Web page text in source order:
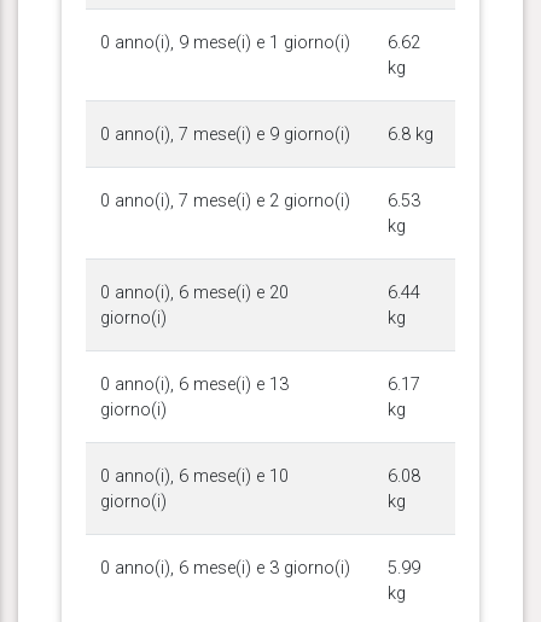
0 anno(i), 9 mese(i) e 1 giorno(i)
6.62
kg
0 anno(i), 7 mese(i) e 9 giorno(i) 6.8 kg
0 anno(i), 7 mese(i) e 2 giorno(i)
6.53
kg
0 anno(i), 6 mese(i) e 20
giorno(i)
6.44
kg
0 anno(i), 6 mese(i) e 13
giorno(i)
6.17
kg
0 anno(i), 6 mese(i) e 10
giorno(i)
6.08
kg
0 anno(i), 6 mese(i) e 3 giorno(i)
5.99
kg